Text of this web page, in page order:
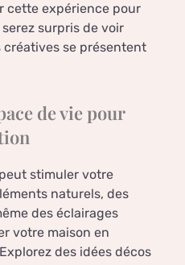
cette expérience pour
surpris de voir
créatives se présentent
de vie pour
stimuler votre
naturels, des
des éclairages
votre maison en
des idées décos